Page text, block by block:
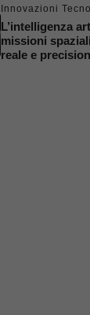
Innovazioni
L’intelligenza
missioni
reale e